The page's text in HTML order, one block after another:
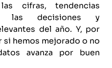
cifras, tendencias
las decisiones y
del año. Y, por
hemos mejorado o no
avanza por buen